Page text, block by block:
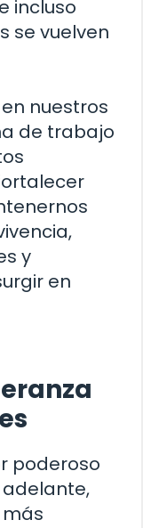
incluso
se vuelven
nuestros
de trabajo
y
en
poderoso